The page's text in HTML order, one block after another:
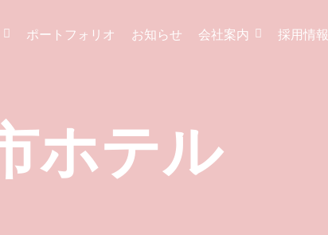
ポートフォリオ お知らせ 会社案内 採用情報
ホテル